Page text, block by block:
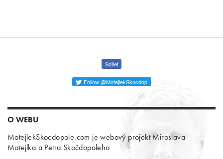
Sdílet
Follow @MotejlekSkocdop
O WEBU
MotejlekSkocdopole.com je webový projekt Miroslava
Motejlka a Petra Skočdopoleho